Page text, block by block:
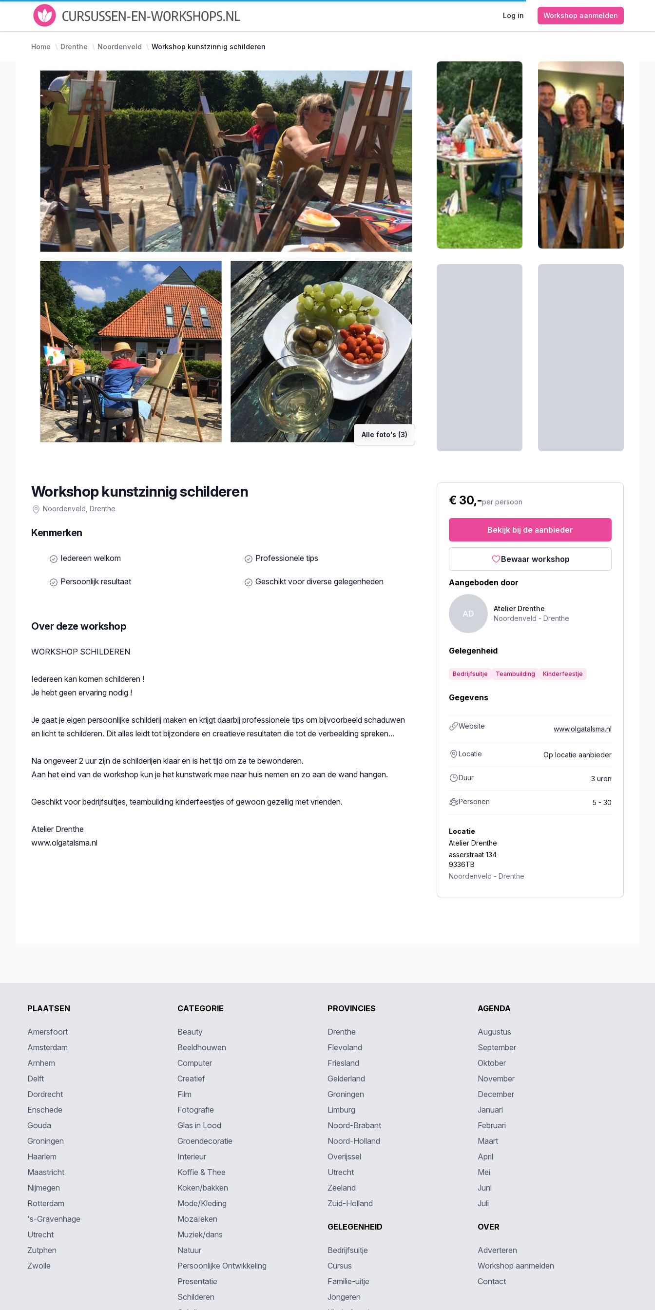
Log in Workshop aanmelden
Home Drenthe Noordenveld Workshop kunstzinnig schilderen
Alle foto's (3)
Workshop kunstzinnig schilderen
Noordenveld , Drenthe
€ 30,-per persoon
Bekijk bij de aanbieder
Bewaar workshop
Aangeboden door
AD
Atelier Drenthe
Noordenveld - Drenthe
Gelegenheid
Bedrijfsuitje Teambuilding Kinderfeestje
Gegevens
Website www.olgatalsma.nl
Locatie Op locatie aanbieder
Duur 3 uren
Personen 5 - 30
Locatie
Atelier Drenthe
asserstraat 134
9336TB
Noordenveld - Drenthe
Kenmerken
Iedereen welkom Professionele tips
Persoonlijk resultaat Geschikt voor diverse gelegenheden
Over deze workshop
Beschrijving
WORKSHOP SCHILDEREN
Iedereen kan komen schilderen !
Je hebt geen ervaring nodig !
Je gaat je eigen persoonlijke schilderij maken en krijgt daarbij professionele tips om bijvoorbeeld schaduwen
en licht te schilderen. Dit alles leidt tot bijzondere en creatieve resultaten die tot de verbeelding spreken...
Na ongeveer 2 uur zijn de schilderijen klaar en is het tijd om ze te bewonderen.
Aan het eind van de workshop kun je het kunstwerk mee naar huis nemen en zo aan de wand hangen.
Geschikt voor bedrijfsuitjes, teambuilding kinderfeestjes of gewoon gezellig met vrienden.
Atelier Drenthe
www.olgatalsma.nl
PLAATSEN
Amersfoort
Amsterdam
Arnhem
Delft
Dordrecht
Enschede
Gouda
Groningen
Haarlem
Maastricht
Nijmegen
Rotterdam
's-Gravenhage
Utrecht
Zutphen
Zwolle
CATEGORIE
Beauty
Beeldhouwen
Computer
Creatief
Film
Fotografie
Glas in Lood
Groendecoratie
Interieur
Koffie & Thee
Koken/bakken
Mode/Kleding
Mozaïeken
Muziek/dans
Natuur
Persoonlijke Ontwikkeling
Presentatie
Schilderen
PROVINCIES
Drenthe
Flevoland
Friesland
Gelderland
Groningen
Limburg
Noord-Brabant
Noord-Holland
Overijssel
Utrecht
Zeeland
Zuid-Holland
GELEGENHEID
Bedrijfsuitje
Cursus
Familie-uitje
Jongeren
AGENDA
Augustus
September
Oktober
November
December
Januari
Februari
Maart
April
Mei
Juni
Juli
OVER
Adverteren
Workshop aanmelden
Contact